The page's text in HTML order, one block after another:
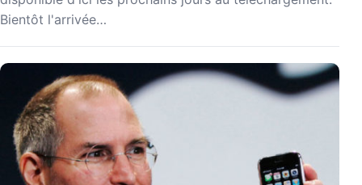
Bientôt l'arrivée…